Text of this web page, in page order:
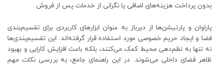
بدون پرداخت هزینه‌های اضافی یا نگرانی از خدمات پس از فروش.
پاراوان و پارتیشن‌ها از دیرباز به عنوان ابزارهای کاربردی برای تقسیم‌بندی
فضا و ایجاد حریم خصوصی مورد استفاده قرار گرفته‌اند. این تقسیم‌بندی‌ها
نه تنها به نظم‌دهی محیط کمک می‌کنند، بلکه باعث افزایش کارایی و بهبود
ظاهر فضای داخلی می‌شوند. در این راهنمای جامع، به بررسی نکات مهم